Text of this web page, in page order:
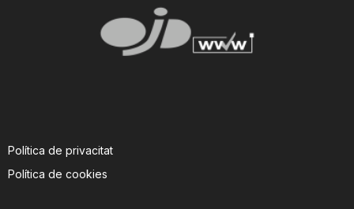
Política de privacitat
Política de cookies